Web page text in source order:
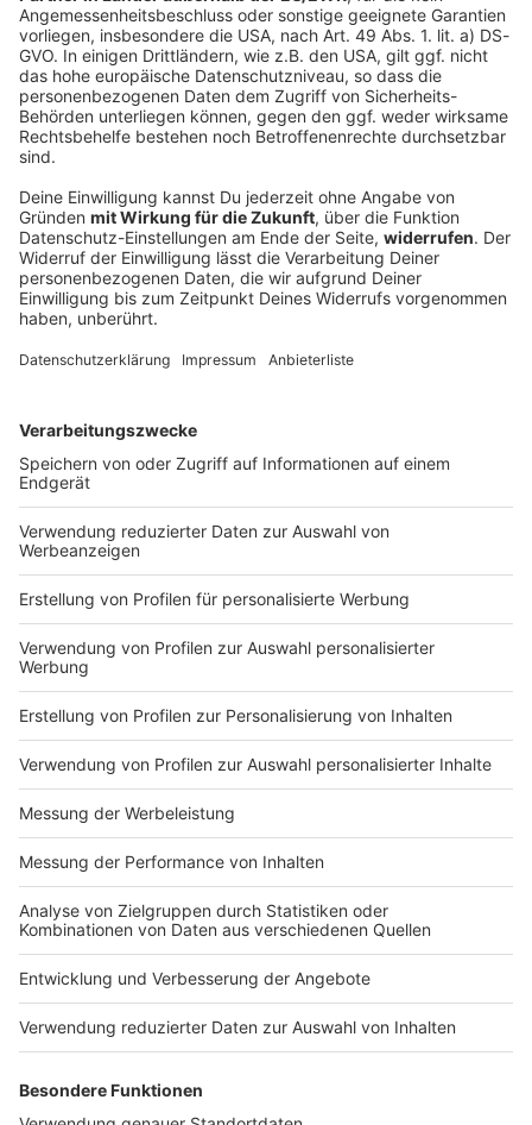
In einer Wohnanlage für ältere Menschen brennt das
Dachgeschoss. Die Senioren müssen ihre Quartiere
verlassen. Das war aber nicht der einzige Brand am
Wochenende in Bayern.
DEINE GEMERKTEN ARTIKEL
Du hast dir noch keine Artikel gemerkt
Markiere sie hierfür mit einem
Impressum
Nutzungsbedingungen
Jobs
Presse
Werben
Archiv
Kontakt
Studio-Hotline
Verkehrs-Hotline
Newsletter